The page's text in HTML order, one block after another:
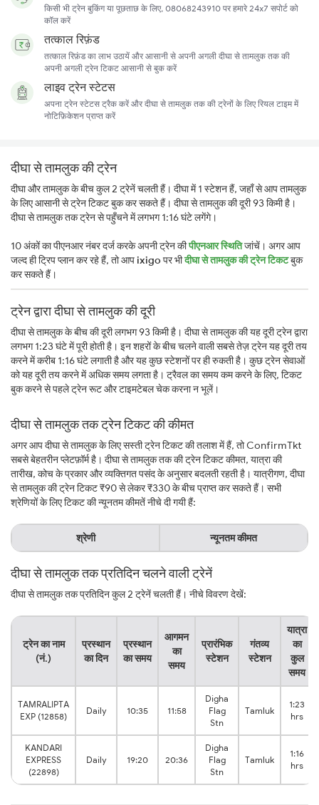
किसी भी ट्रेन बुकिंग या पूछताछ के लिए, 08068243910 पर हमारे 24x7 सपोर्ट को
कॉल करें
तत्काल रिफ़ंड
तत्काल रिफ़ंड का लाभ उठायें और आसानी से अपनी अगली दीघा से तामलुक तक की
अपनी अगली ट्रेन टिकट आसानी से बुक करें
लाइव ट्रेन स्टेटस
अपना ट्रेन स्टेटस ट्रैक करें और दीघा से तामलुक तक की ट्रेनों के लिए रियल टाइम में
नोटिफ़िकेशन प्राप्त करें
दीघा से तामलुक की ट्रेन
दीघा और तामलुक के बीच कुल 2 ट्रेनें चलती हैं। दीघा में 1 स्टेशन हैं, जहाँ से आप तामलुक
के लिए आसानी से ट्रेन टिकट बुक कर सकते हैं। दीघा से तामलुक की दूरी 93 किमी है।
दीघा से तामलुक तक ट्रेन से पहुँचने में लगभग 1:16 घंटे लगेंगे।
10 अंकों का पीएनआर नंबर दर्ज करके अपनी ट्रेन कीपीएनआर स्थितिजांचें। अगर आप
जल्द ही ट्रिप प्लान कर रहे हैं, तो आपixigoपर भीदीघा से तामलुक की ट्रेन टिकटबुक
कर सकते हैं।
ट्रेन द्वारा दीघा से तामलुक की दूरी
दीघा से तामलुक के बीच की दूरी लगभग 93 किमी है। दीघा से तामलुक की यह दूरी ट्रेन द्वारा
लगभग 1:23 घंटे में पूरी होती है। इन शहरों के बीच चलने वाली सबसे तेज़ ट्रेन यह दूरी तय
करने में करीब 1:16 घंटे लगाती है और यह कुछ स्टेशनों पर ही रुकती है। कुछ ट्रेन सेवाओं
को यह दूरी तय करने में अधिक समय लगता है। ट्रैवल का समय कम करने के लिए, टिकट
बुक करने से पहले ट्रेन रूट और टाइमटेबल चेक करना न भूलें।
दीघा से तामलुक तक ट्रेन टिकट की कीमत
अगर आप दीघा से तामलुक के लिए सस्ती ट्रेन टिकट की तलाश में हैं, तो ConfirmTkt
सबसे बेहतरीन प्लेटफ़ॉर्म है। दीघा से तामलुक तक की ट्रेन टिकट कीमत, यात्रा की
तारीख, कोच के प्रकार और व्यक्तिगत पसंद के अनुसार बदलती रहती है। यात्रीगण, दीघा
से तामलुक की ट्रेन टिकट ₹90 से लेकर ₹330 के बीच प्राप्त कर सकते हैं। सभी
श्रेणियों के लिए टिकट की न्यूनतम कीमतें नीचे दी गयी हैं:
श्रेणी न्यूनतम कीमत
दीघा से तामलुक तक प्रतिदिन चलने वाली ट्रेनें
दीघा से तामलुक तक प्रतिदिन कुल 2 ट्रेनें चलती हैं। नीचे विवरण देखें:
ट्रेन का नाम
(नं.)
प्रस्थान
का दिन
प्रस्थान
का समय
आगमन
का
समय
प्रारंभिक
स्टेशन
गंतव्य
स्टेशन
यात्रा
का
कुल
समय
TAMRALIPTA
EXP (12858)
Daily 10:35 11:58
Digha
Flag
Stn
Tamluk
1:23
hrs
KANDARI
EXPRESS
(22898)
Daily 19:20 20:36
Digha
Flag
Stn
Tamluk
1:16
hrs